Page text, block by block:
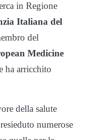
in Regione
Italiana del
del
Medicine
ha arricchito
della salute
numerose